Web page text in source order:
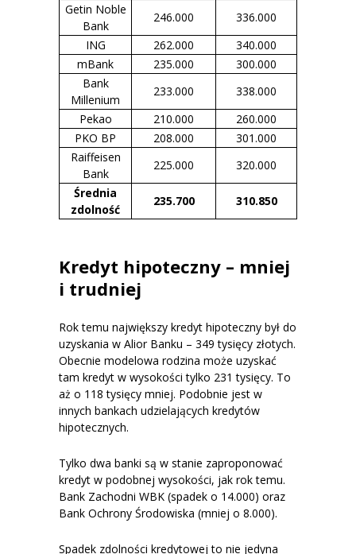
Getin Noble
Bank
246.000
336.000
ING
262.000
340.000
mBank
235.000
300.000
Bank
Millenium
233.000
338.000
Pekao
210.000
260.000
PKO BP
208.000
301.000
Raiffeisen
Bank
225.000
320.000
Średnia
zdolność
235.700 310.850
Kredyt hipoteczny – mniej
i trudniej
Rok temu największy kredyt hipoteczny był do
uzyskania w Alior Banku – 349 tysięcy złotych.
Obecnie modelowa rodzina może uzyskać
tam kredyt w wysokości tylko 231 tysięcy. To
aż o 118 tysięcy mniej. Podobnie jest w
innych bankach udzielających kredytów
hipotecznych.
Tylko dwa banki są w stanie zaproponować
kredyt w podobnej wysokości, jak rok temu.
Bank Zachodni WBK (spadek o 14.000) oraz
Bank Ochrony Środowiska (mniej o 8.000).
Spadek zdolności kredytowej to nie jedyna